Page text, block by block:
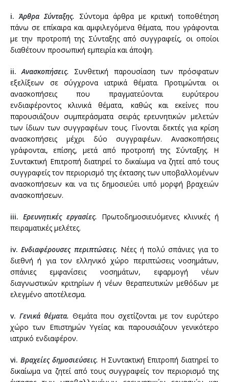
39ο ΕΤΗΣΙΟ ΠΑΝΕΛΛΗΝΙΟ ΙΑΤΡΙΚΟ ΣΥΝΕΔΡΙΟ
38ο ΕΤΗΣΙΟ ΠΑΝΕΛΛΗΝΙΟ ΙΑΤΡΙΚΟ ΣΥΝΕΔΡΙΟ
37ο ΕΤΗΣΙΟ ΠΑΝΕΛΛΗΝΙΟ ΙΑΤΡΙΚΟ ΣΥΝΕΔΡΙΟ
36ο ΕΤΗΣΙΟ ΠΑΝΕΛΛΗΝΙΟ ΙΑΤΡΙΚΟ ΣΥΝΕΔΡΙΟ
35ο ΕΤΗΣΙΟ ΠΑΝΕΛΛΗΝΙΟ ΙΑΤΡΙΚΟ ΣΥΝΕΔΡΙΟ
i. Άρθρα Σύνταξης. Σύντομα άρθρα με κριτική τοποθέτηση
πάνω σε επίκαιρα και αμφιλεγόμενα θέματα, που γράφονται
με την προτροπή της Σύνταξης από συγγραφείς, οι οποίοι
διαθέτουν προσωπική εμπειρία και άποψη.
ii. Ανασκοπήσεις.
Συνθετική παρουσίαση των πρόσφατων
εξελίξεων σε σύγχρονα ιατρικά θέματα. Προτιμώνται οι
ανασκοπήσεις που πραγματεύονται ευρύτερου
ενδιαφέροντος κλινικά θέματα, καθώς και εκείνες που
παρουσιάζουν συμπεράσματα σειράς ερευνητικών μελετών
των ίδιων των συγγραφέων τους. Γίνονται δεκτές για κρίση
ανασκοπήσεις μέχρι δύο συγγραφέων. Ανασκοπήσεις
γράφονται, επίσης, μετά από προτροπή της Σύνταξης. Η
Συντακτική Επιτροπή διατηρεί το δικαίωμα να ζητεί από τους
συγγραφείς τον περιορισμό της έκτασης των υποβαλλομένων
ανασκοπήσεων και να τις δημοσιεύει υπό μορφή βραχειών
ανασκοπήσεων.
iii. Ερευνητικές εργασίες. Πρωτοδημοσιευόμενες κλινικές ή
πειραματικές μελέτες.
iv. Ενδιαφέρουσες περιπτώσεις. Νέες ή πολύ σπάνιες για το
διεθνή ή για τον ελληνικό χώρο περιπτώσεις νοσημάτων,
σπάνιες εμφανίσεις νοσημάτων, εφαρμογή νέων
διαγνωστικών κριτηρίων ή νέων θεραπευτικών μεθόδων με
ελεγμένο αποτέλεσμα.
v. Γενικά θέματα. Θεμάτα που σχετίζονται με τον ευρύτερο
χώρο των Επιστημών Υγείας και παρουσιάζουν γενικότερο
ιατρικό ενδιαφέρον.
vi. Βραχείες δημοσιεύσεις. Η Συντακτική Επιτροπή διατηρεί το
δικαίωμα να ζητεί από τους συγγραφείς τον περιορισμό της